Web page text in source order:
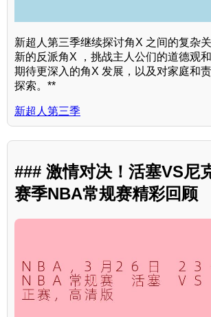
新超人第三季继续探讨角X 之间的复杂
新的反派角X ，挑战主人公们的道德观
期待更深入的角X 发展，以及对家庭和
探索。**
新超人第三季
### 激情对决！活塞VS尼
赛季NBA常规赛精彩回顾